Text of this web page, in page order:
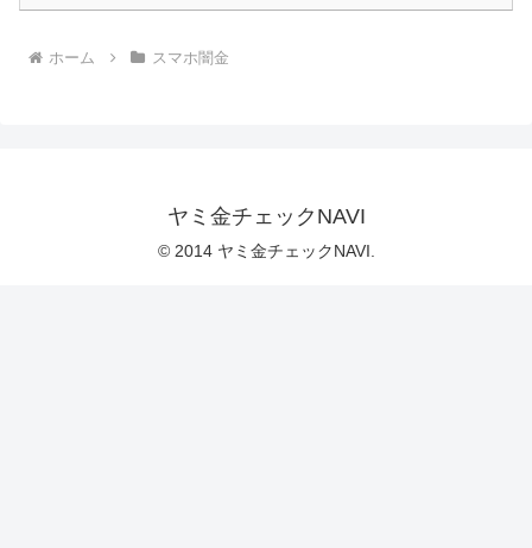
ホーム スマホ闇金
ヤミ金チェックNAVI
© 2014 ヤミ金チェックNAVI.